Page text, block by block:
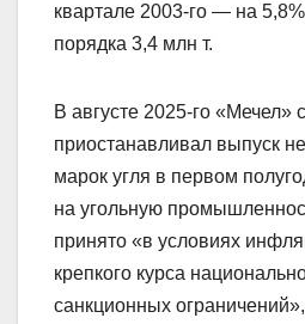
квартале 2003-го — на
порядка 3,4 млн т.
В августе 2025-го «Мечел»
приостанавливал выпуск
марок угля в первом
на угольную
принято «в условиях
крепкого курса
санкционных